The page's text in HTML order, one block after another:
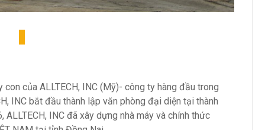
con của ALLTECH, INC (Mỹ)- công ty hàng đầu trong
INC bắt đầu thành lập văn phòng đại diện tại thành
INC đã xây dựng nhà máy và chính thức